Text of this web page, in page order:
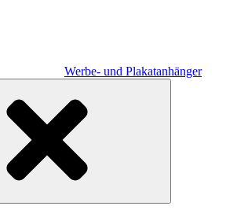
Werbe- und Plakatanhänger